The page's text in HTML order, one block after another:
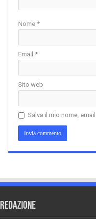
Nome *
Email *
Sito web
Salva il mio nome,
REDAZIONE